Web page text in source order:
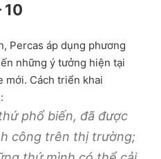
10
Percas áp dụng phương
những ý tưởng hiện tại
mới. Cách triển khai
phổ biến, đã được
công trên thị trường;